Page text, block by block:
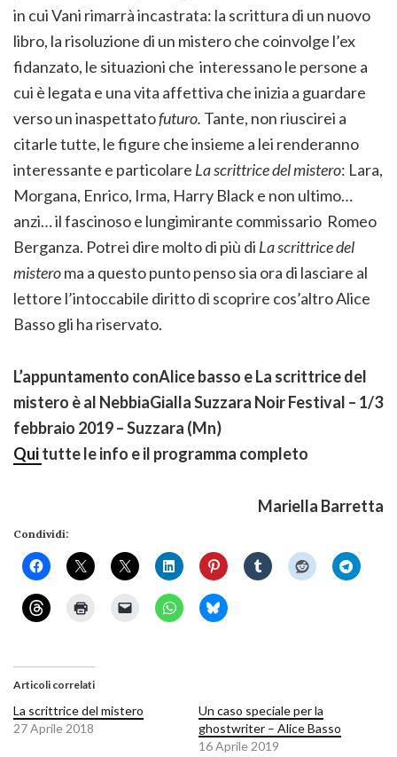
in cui Vani rimarrà incastrata: la scrittura di un nuovo
libro, la risoluzione di un mistero che coinvolge l’ex
fidanzato, le situazioni che interessano le persone a
cui è legata e una vita affettiva che inizia a guardare
verso un inaspettatofuturo. Tante, non riuscirei a
citarle tutte, le figure che insieme a lei renderanno
interessante e particolare La scrittrice del mistero: Lara,
Morgana, Enrico, Irma, Harry Black e non ultimo…
anzi… il fascinoso e lungimirante commissario Romeo
Berganza. Potrei dire molto di più di La scrittrice del
misteroma a questo punto penso sia ora di lasciare al
lettore l’intoccabile diritto di scoprire cos’altro Alice
Basso gli ha riservato.
L’appuntamento conAlice basso e La scrittrice del
mistero è al NebbiaGialla Suzzara Noir Festival – 1/3
febbraio 2019 – Suzzara (Mn)
Quitutte le info e il programma completo
Mariella Barretta
Condividi:
Articoli correlati
La scrittrice del mistero
27 Aprile 2018
Un caso speciale per la
ghostwriter – Alice Basso
16 Aprile 2019